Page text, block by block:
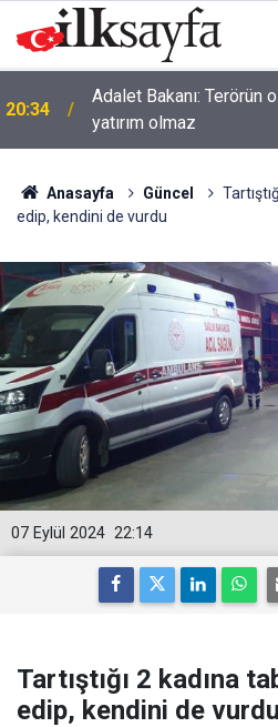
20:34
Adalet Bakanı: Terörün
yatırım olmaz
Anasayfa Güncel
edip, kendini de vurdu
22:14
07 Eylül 2024
Tartıştığı 2 kadına
edip, kendini de vurdu